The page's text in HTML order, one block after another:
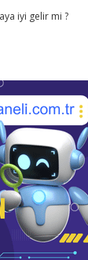
iyi gelir mi ?